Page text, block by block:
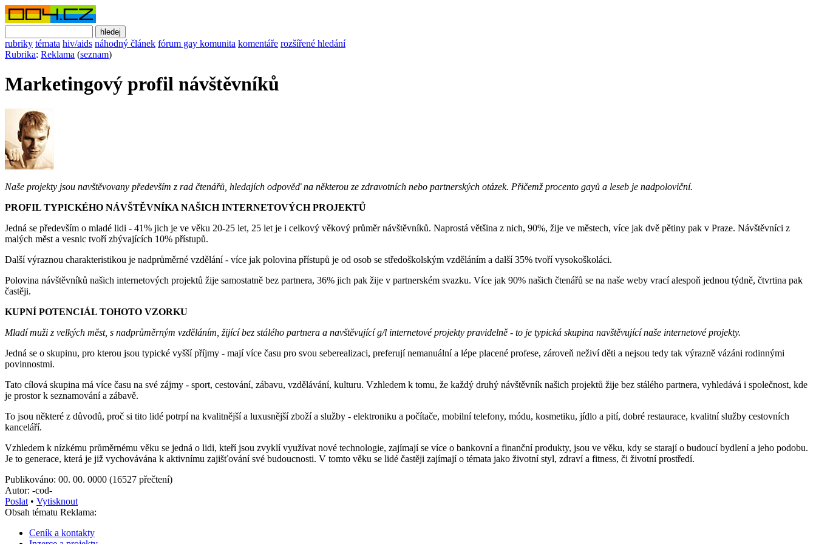
rubriky témata hiv/aids náhodný článek fórum gay komunita komentáře rozšířené hledání
Rubrika: Reklama (seznam)
Marketingový profil návštěvníků
Naše projekty jsou navštěvovany především z rad čtenářů, hledajích odpověď na některou ze zdravotních nebo partnerských otázek. Přičemž procento gayů a leseb je nadpoloviční.
PROFIL TYPICKÉHO NÁVŠTĚVNÍKA NAŠICH INTERNETOVÝCH PROJEKTŮ
Jedná se především o mladé lidi - 41% jich je ve věku 20-25 let, 25 let je i celkový věkový průměr návštěvníků. Naprostá většina z nich, 90%, žije ve městech, více jak dvě pětiny pak v Praze. Návštěvníci z
malých měst a vesnic tvoří zbývajících 10% přístupů.
Další výraznou charakteristikou je nadprůměrné vzdělání - více jak polovina přístupů je od osob se středoškolským vzděláním a další 35% tvoří vysokoškoláci.
Polovina návštěvníků našich internetových projektů žije samostatně bez partnera, 36% jich pak žije v partnerském svazku. Více jak 90% našich čtenářů se na naše weby vrací alespoň jednou týdně, čtvrtina pak
častěji.
KUPNÍ POTENCIÁL TOHOTO VZORKU
Mladí muži z velkých měst, s nadprůměrným vzděláním, žijící bez stálého partnera a navštěvující g/l internetové projekty pravidelně - to je typická skupina navštěvující naše internetové projekty.
Jedná se o skupinu, pro kterou jsou typické vyšší příjmy - mají více času pro svou seberealizaci, preferují nemanuální a lépe placené profese, zároveň neživí děti a nejsou tedy tak výrazně vázáni rodinnými
povinnostmi.
Tato cílová skupina má více času na své zájmy - sport, cestování, zábavu, vzdělávání, kulturu. Vzhledem k tomu, že každý druhý návštěvník našich projektů žije bez stálého partnera, vyhledává i společnost, kde
je prostor k seznamování a zábavě.
To jsou některé z důvodů, proč si tito lidé potrpí na kvalitnější a luxusnější zboží a služby - elektroniku a počítače, mobilní telefony, módu, kosmetiku, jídlo a pití, dobré restaurace, kvalitní služby cestovních
kanceláří.
Vzhledem k nízkému průměrnému věku se jedná o lidi, kteří jsou zvyklí využívat nové technologie, zajímají se více o bankovní a finanční produkty, jsou ve věku, kdy se starají o budoucí bydlení a jeho podobu.
Je to generace, která je již vychovávána k aktivnímu zajišťování své budoucnosti. V tomto věku se lidé častěji zajímají o témata jako životní styl, zdraví a fitness, či životní prostředí.
Publikováno: 00. 00. 0000 (16527 přečtení)
Autor: -cod-
Poslat • Vytisknout
Obsah tématu Reklama:
Ceník a kontakty